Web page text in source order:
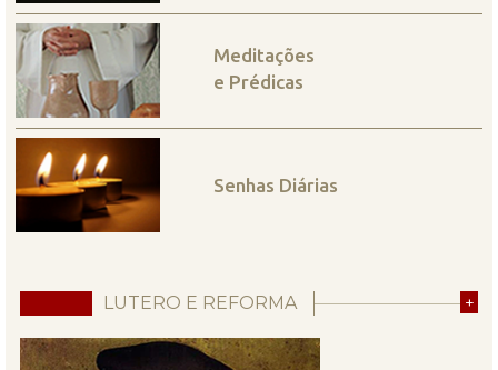
Meditações
e Prédicas
Senhas Diárias
LUTERO E REFORMA +